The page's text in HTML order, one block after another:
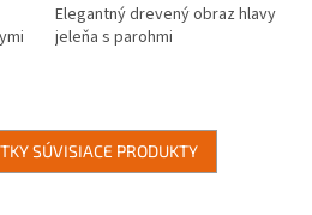
Elegantný drevený obraz hlavy
jeleňa s parohmi
SÚVISIACE PRODUKTY